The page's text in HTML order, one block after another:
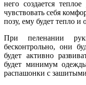
него создается
чувствовать себя
позу, ему будет тепло и
При пеленании
бесконтрольно, они
будет активно
будет минимум
распашонки с